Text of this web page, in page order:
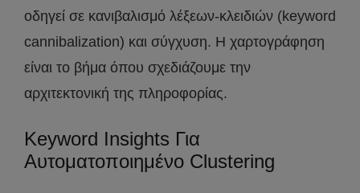
οδηγεί σε κανιβαλισμό λέξεων-κλειδιών (keyword
cannibalization) και σύγχυση. Η χαρτογράφηση
είναι το βήμα όπου σχεδιάζουμε την
αρχιτεκτονική της πληροφορίας.
Keyword Insights Για
Αυτοματοποιημένο Clustering